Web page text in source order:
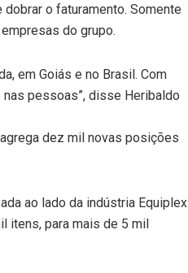
o faturamento. Somente
do grupo.
em Goiás e no Brasil. Com
pessoas”, disse Heribaldo
dez mil novas posições
ao lado da indústria Equiplex
itens, para mais de 5 mil